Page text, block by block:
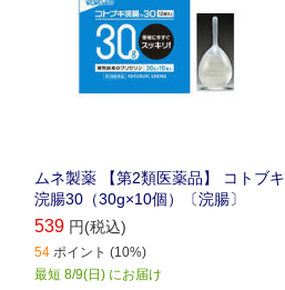
ムネ製薬 【第2類医薬品】 コトブキ
浣腸30（30g×10個）〔浣腸〕
539 円(税込)
54 ポイント (10%)
最短 8/9(日) にお届け